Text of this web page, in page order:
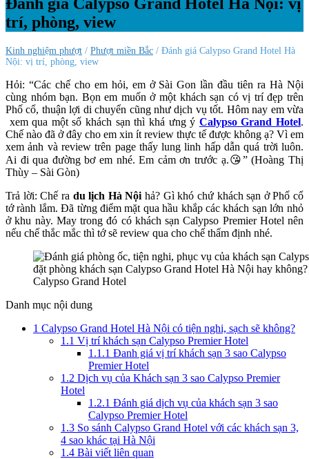
trí, phòng, view
Kinh nghiệm phượt / Phượt miền Bắc / Đánh giá Calypso Grand Hotel Hà
Nội: vị trí, phòng, view
Hỏi: “Các chế cho em hỏi, em ở Sài Gon lần đầu tiên ra Hà Nội
cùng nhóm bạn. Bọn em muốn ở một khách sạn có vị trí đẹp trên
Phố cổ, thuận lợi di chuyển cũng như dịch vụ tốt. Hôm nay em vừa
xem qua một sốkhách sạnthì khá ưng ý Calypso Grand Hotel.
Chế nào đã ở đây cho em xin ít review thực tế được không ạ? Vì em
xem ảnh và review trên page thấy lung linh hấp dẫn quá trời luôn.
Ai đi qua đường bơ em nhé. Em cảm ơn trước ạ.😘” (Hoàng Thị
Thùy – Sài Gòn)
Trả lời: Chế ra du lịch Hà Nội hả? Gì khó chứ khách sạn ở Phố cổ
tớ rành lắm. Đã từng điểm mặt qua hầu khắp các khách sạn lớn nhỏ
ở khu này. May trong đó có khách sạn Calypso Premier Hotel nên
nếu chế thắc mắc thì tớ sẽ review qua cho chế thẩm định nhé.
Calypso Grand Hotel
Danh mục nội dung
1 Calypso Grand Hotel Hà Nội có tiện nghi, sạch sẽ không?
1.1 Vị trí khách sạn Calypso Premier Hotel
1.1.1 Đanh giá vị trí khách sạn 3 sao Calypso
Premier Hotel
1.2 Dịch vụ của Khách sạn 3 sao Calypso Premier
Hotel
1.2.1 Đánh giá dịch vụ của khách sạn 3 sao
Calypso Premier Hotel
1.3 So sánh Calypso Grand Hotel với các khách sạn 3,
4 sao khác tại Hà Nội
1.4 Bài viết liên quan